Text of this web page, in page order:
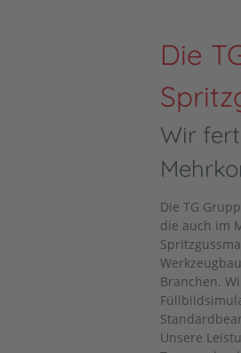
Die
Wir
Die TG
die auch im
Branchen.
Unsere